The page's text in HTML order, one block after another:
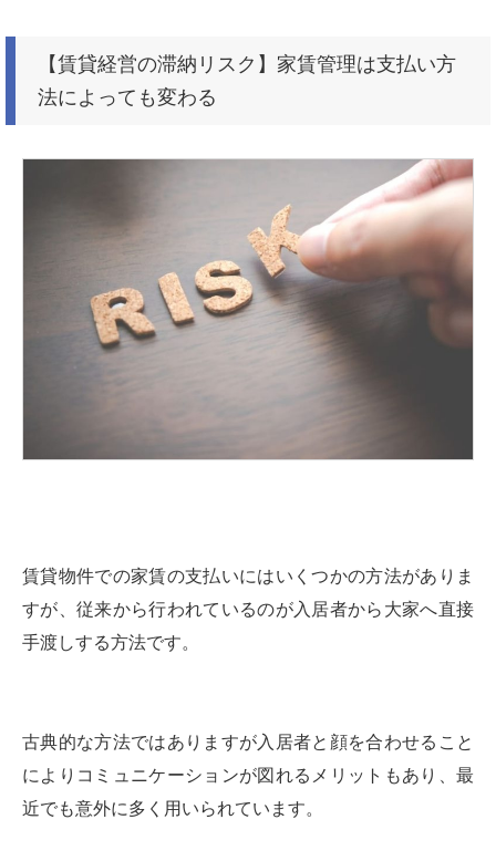
【賃貸経営の滞納リスク】家賃管理は支払い方
法によっても変わる
賃貸物件での家賃の支払いにはいくつかの方法がありま
すが、従来から行われているのが入居者から大家へ直接
手渡しする方法です。
古典的な方法ではありますが入居者と顔を合わせること
によりコミュニケーションが図れるメリットもあり、最
近でも意外に多く用いられています。